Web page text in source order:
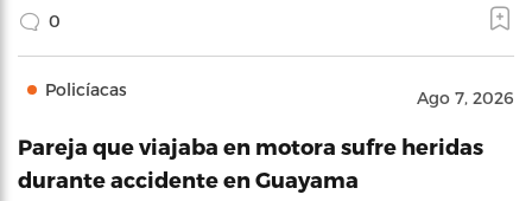
0
Policíacas Ago 7, 2026
Pareja que viajaba en motora sufre heridas
durante accidente en Guayama